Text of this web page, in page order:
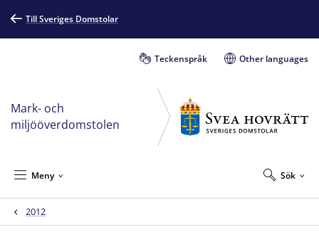
Till Sveriges Domstolar
Teckenspråk Other languages
Mark- och
miljööverdomstolen
Sök
Meny
2012